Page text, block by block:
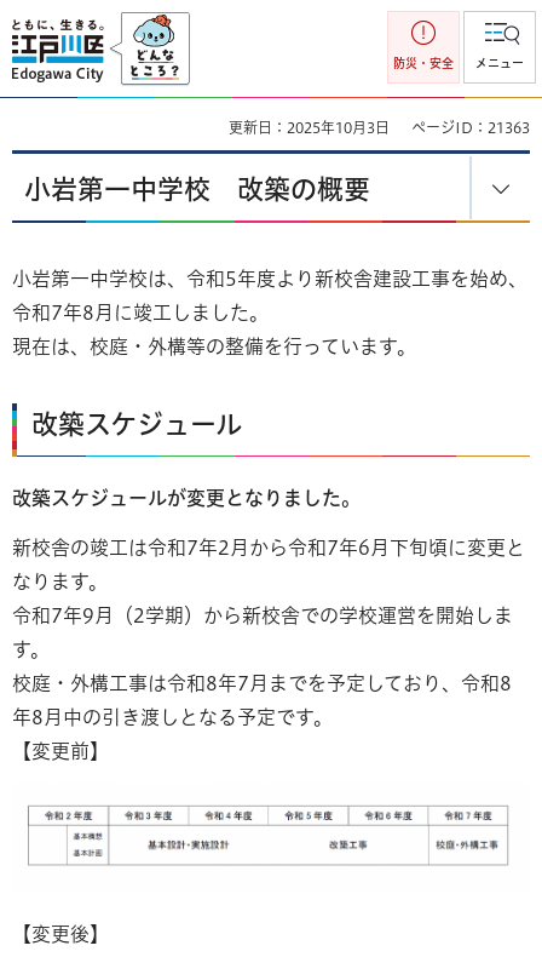
江戸川区
防災・安全 メニュー
更新日：2025年10月3日 ページID：21363
小岩第一中学校 改築の概要
小岩第一中学校は、令和5年度より新校舎建設工事を始め、
令和7年8月に竣工しました。
現在は、校庭・外構等の整備を行っています。
改築スケジュール
改築スケジュールが変更となりました。
新校舎の竣工は令和7年2月から令和7年6月下旬頃に変更と
なります。
令和7年9月（2学期）から新校舎での学校運営を開始しま
す。
校庭・外構工事は令和8年7月までを予定しており、令和8
年8月中の引き渡しとなる予定です。
【変更前】
【変更後】